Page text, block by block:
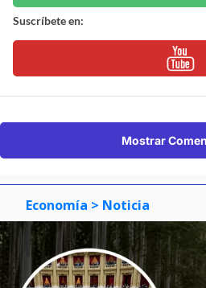
Suscríbete en:
Mostrar
Economía > Noticia